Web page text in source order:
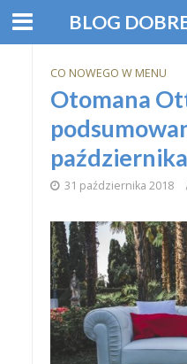
BLOG
CO NOWEGO W MENU
Otomana
31 października 2018